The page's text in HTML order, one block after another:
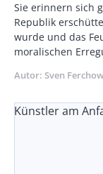
Vorspann
/
Teaser
Sie erinnern sich
Republik
wurde und das
moralischen
Autor Sven
Künstler am